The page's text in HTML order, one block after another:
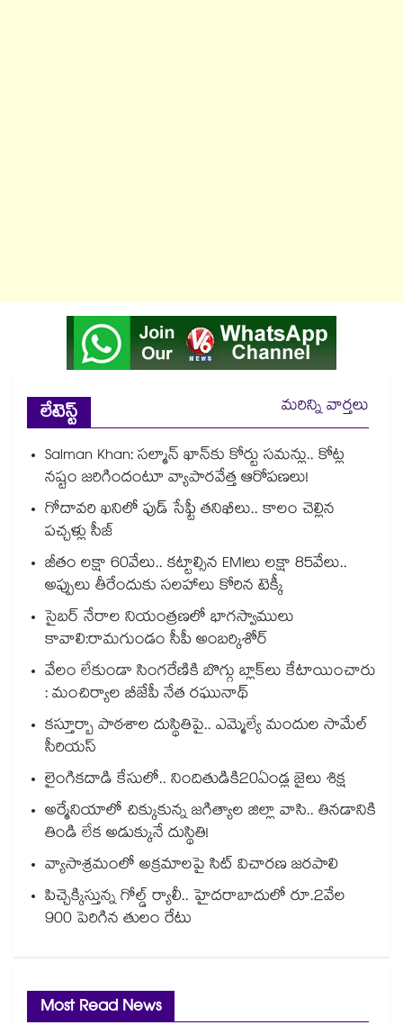
లేటెస్ట్
మరిన్ని వార్తలు
Salman Khan: సల్మాన్ ఖాన్‌కు కోర్టు సమన్లు.. కోట్ల
నష్టం జరిగిందంటూ వ్యాపారవేత్త ఆరోపణలు!
గోదావరి ఖనిలో ఫుడ్ సేఫ్టీ తనిఖీలు.. కాలం చెల్లిన
పచ్చళ్లు సీజ్
జీతం లక్షా 60వేలు.. కట్టాల్సిన EMIలు లక్షా 85వేలు..
అప్పులు తీరేందుకు సలహాలు కోరిన టెక్కీ
సైబర్ నేరాల నియంత్రణలో భాగస్వాములు
కావాలి:రామగుండం సీపీ అంబర్కిశోర్‌‌‌‌‌‌‌‌‌‌‌‌‌‌‌‌
వేలం లేకుండా సింగరేణికి బొగ్గు బ్లాక్‌‌‌‌‌‌‌‌లు కేటాయించారు
: మంచిర్యాల బీజేపీ నేత రఘునాథ్
కస్తూర్బా పాఠశాల దుస్థితిపై.. ఎమ్మెల్యే మందుల సామేల్
సీరియస్
లైంగికదాడి కేసులో.. నిందితుడికి20ఏండ్ల జైలు శిక్ష
అర్మేనియాలో చిక్కుకున్న జగిత్యాల జిల్లా వాసి.. తినడానికి
తిండి లేక అడుక్కునే దుస్థితి!
వ్యాసాశ్రమంలో అక్రమాలపై సిట్‌‌‌‌‌‌‌‌‌‌‌‌‌‌‌‌‌‌‌‌‌‌‌‌‌‌‌‌‌‌‌‌ విచారణ జరపాలి
పిచ్చెక్కిస్తున్న గోల్డ్ ర్యాలీ.. హైదరాబాదులో రూ.2వేల
900 పెరిగిన తులం రేటు
Most Read News